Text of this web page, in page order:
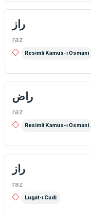
راز
raz
Resimli Kamus-ı Osmani
راض
raz
Resimli Kamus-ı Osmani
راز
raz
Lugat-ı Cudi